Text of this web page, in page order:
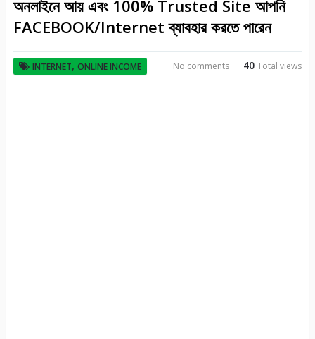
অনলাইনে আয় এবং 100% Trusted Site আপনি
FACEBOOK/Internet ব্যাবহার করতে পারেন
INTERNET, ONLINE INCOME 40Total views
No comments